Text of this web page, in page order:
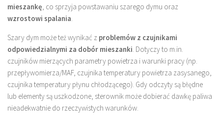
mieszankę , co sprzyja powstawaniu szarego dymu oraz
wzrostowi spalania
Szary dym może też wynikać z problemów z czujnikami
odpowiedzialnymi za dobór mieszanki . Dotyczy to m.in.
czujników mierzących parametry powietrza i warunki pracy (np.
przepływomierza/MAF, czujnika temperatury powietrza zasysanego,
czujnika temperatury płynu chłodzącego). Gdy odczyty są błędne
lub elementy są uszkodzone, sterownik może dobierać dawkę paliwa
nieadekwatnie do rzeczywistych warunków.